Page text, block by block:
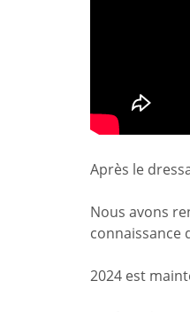
Après le
Nous avons
connaissance
2024 est